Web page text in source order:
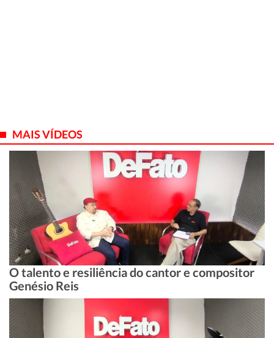
MAIS VÍDEOS
O talento e resiliência do cantor e compositor
Genésio Reis